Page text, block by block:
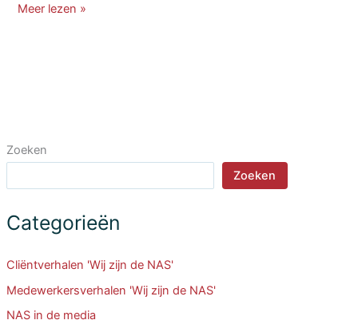
Zoeken
Zoeken
Categorieën
Cliëntverhalen 'Wij zijn de NAS'
Medewerkersverhalen 'Wij zijn de NAS'
NAS in de media
Activiteitenbegeleider
Meer lezen »